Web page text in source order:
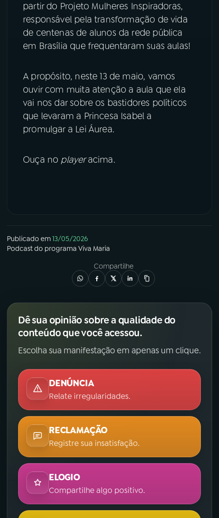
partir do Projeto Mulheres Inspiradoras,
responsável pela transformação de vida
de centenas de alunos da rede pública
em Brasília que frequentaram suas aulas!
A propósito, neste 13 de maio, vamos
ouvir com muita atenção a aula que ela
vai nos dar sobre os bastidores políticos
que levaram a Princesa Isabel a
promulgar a Lei Áurea.
Ouça no playeracima.
Publicado em13/05/2026
Podcastdo programa Viva Maria
Compartilhe
Dê sua opinião sobre a qualidade do
conteúdo que você acessou.
Escolha sua manifestação em apenas um clique.
DENÚNCIA
Relate irregularidades.
RECLAMAÇÃO
Registre sua insatisfação.
ELOGIO
Compartilhe algo positivo.